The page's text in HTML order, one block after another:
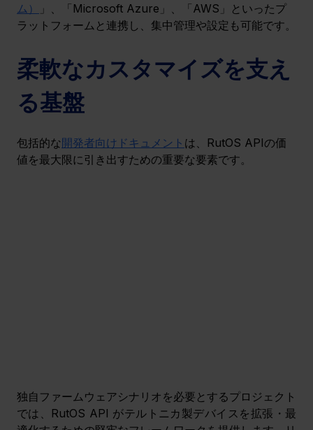
ム）
」、「Microsoft Azure」、「AWS」といったプ
ラットフォームと連携し、集中管理や設定も可能です。
柔軟なカスタマイズを支え
る基盤
包括的な開発者向けドキュメント は、RutOS APIの価
値を最大限に引き出すための重要な要素です。
独自ファームウェアシナリオを必要とするプロジェクト
では、RutOS API がテルトニカ製デバイスを拡張・最